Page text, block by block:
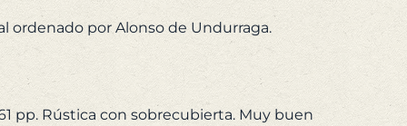
ordenado por Alonso de Undurraga.
pp. Rústica con sobrecubierta. Muy buen